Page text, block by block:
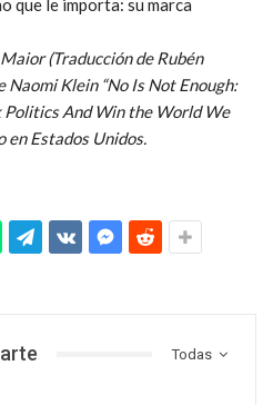
que le importa: su marca
(Traducción de Rubén
Klein “No Is Not Enough:
Politics And Win the World We
en Estados Unidos.
Todas